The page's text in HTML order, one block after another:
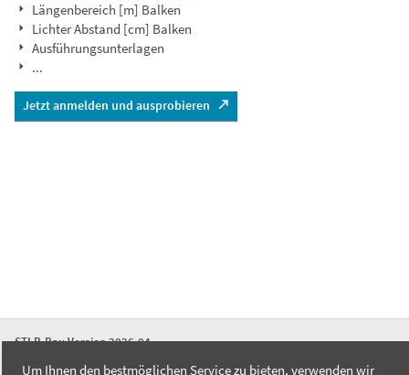
Längenbereich [m] Balken
Lichter Abstand [cm] Balken
Ausführungsunterlagen
...
Jetzt anmelden und ausprobieren
STLB-Bau Version 2026-04
Um Ihnen den bestmöglichen Service zu bieten, verwenden wir